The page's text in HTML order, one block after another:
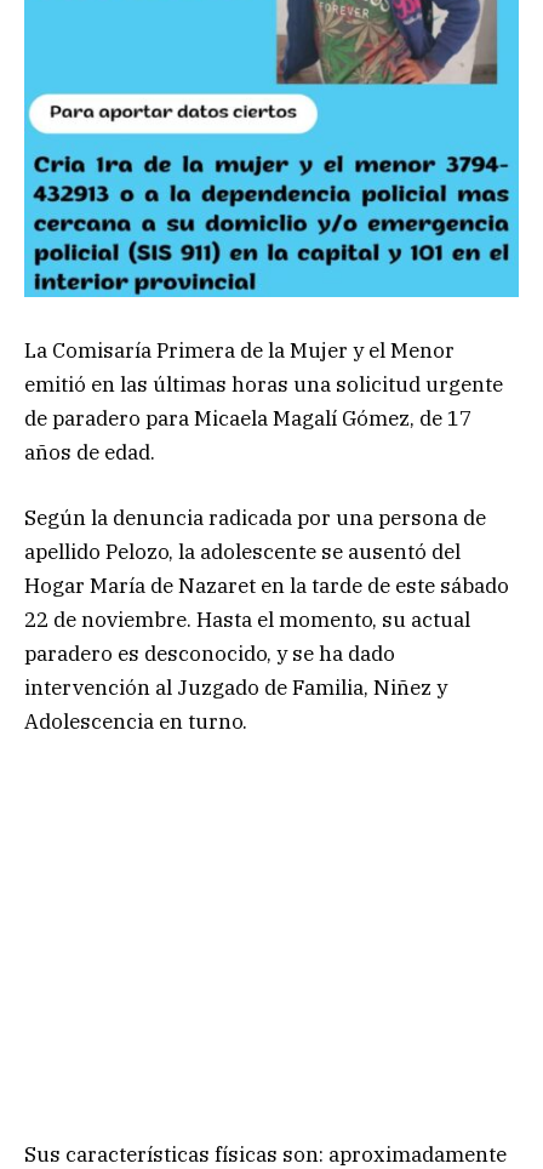
La Comisaría Primera de la Mujer y el Menor
emitió en las últimas horas una solicitud urgente
de paradero para Micaela Magalí Gómez, de 17
años de edad.
Según la denuncia radicada por una persona de
apellido Pelozo, la adolescente se ausentó del
Hogar María de Nazaret en la tarde de este sábado
22 de noviembre. Hasta el momento, su actual
paradero es desconocido, y se ha dado
intervención al Juzgado de Familia, Niñez y
Adolescencia en turno.
Sus características físicas son: aproximadamente